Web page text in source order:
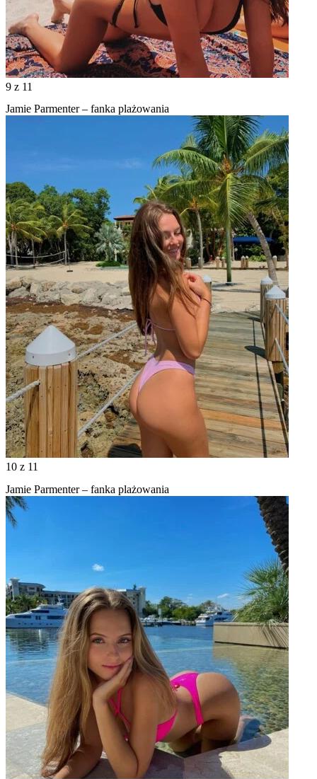
9 z 11
Jamie Parmenter – fanka plażowania
10 z 11
Jamie Parmenter – fanka plażowania